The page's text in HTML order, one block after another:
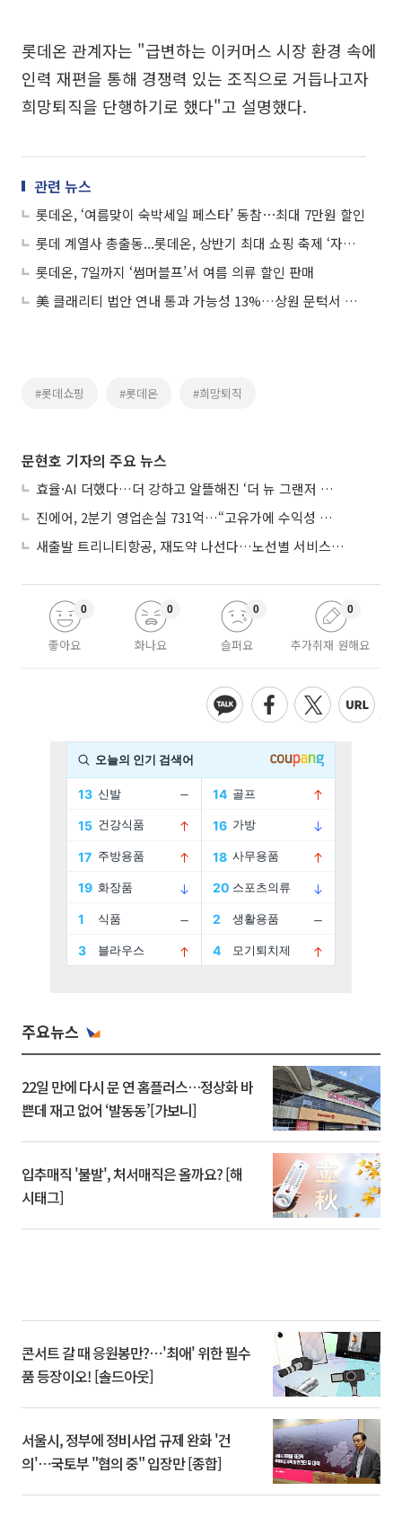
롯데온 관계자는 "급변하는 이커머스 시장 환경 속에
인력 재편을 통해 경쟁력 있는 조직으로 거듭나고자
희망퇴직을 단행하기로 했다"고 설명했다.
관련 뉴스
롯데온, ‘여름맞이 숙박세일 페스타’ 동참⋯최대 7만원 할인
롯데 계열사 총출동...롯데온, 상반기 최대 쇼핑 축제 ‘자이언츠데이’
롯데온, 7일까지 ‘썸머블프’서 여름 의류 할인 판매
美 클래리티 법안 연내 통과 가능성 13%…상원 문턱서 제동
#롯데쇼핑 #롯데온 #희망퇴직
문현호 기자의 주요 뉴스
효율·AI 더했다…더 강하고 알뜰해진 ‘더 뉴 그랜저 하이브리드’
진에어, 2분기 영업손실 731억…“고유가에 수익성 악화”
새출발 트리니티항공, 재도약 나선다…노선별 서비스 차별화
좋아요
0
화나요
0
슬퍼요
0
추가취재 원해요
0
주요뉴스
22일 만에 다시 문 연 홈플러스…정상화 바
쁜데 재고 없어 ‘발동동’[가보니]
입추매직 '불발', 처서매직은 올까요? [해
시태그]
콘서트 갈 때 응원봉만?⋯'최애' 위한 필수
품 등장이오! [솔드아웃]
서울시, 정부에 정비사업 규제 완화 '건
의'⋯국토부 "협의 중" 입장만 [종합]